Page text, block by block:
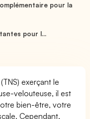
pour la
pour l...
exerçant le
velouteuse, il est
bien-être, votre
Cependant,